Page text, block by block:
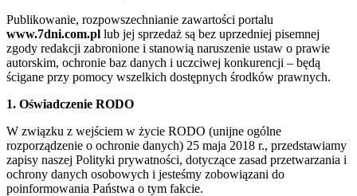
Publikowanie, rozpowszechnianie zawartości portalu
www.7dni.com.pl lub jej sprzedaż są bez uprzedniej pisemnej
zgody redakcji zabronione i stanowią naruszenie ustaw o prawie
autorskim, ochronie baz danych i uczciwej konkurencji – będą
ścigane przy pomocy wszelkich dostępnych środków prawnych.
1. Oświadczenie RODO
W związku z wejściem w życie RODO (unijne ogólne
rozporządzenie o ochronie danych) 25 maja 2018 r., przedstawiamy
zapisy naszej Polityki prywatności, dotyczące zasad przetwarzania i
ochrony danych osobowych i jesteśmy zobowiązani do
poinformowania Państwa o tym fakcie.